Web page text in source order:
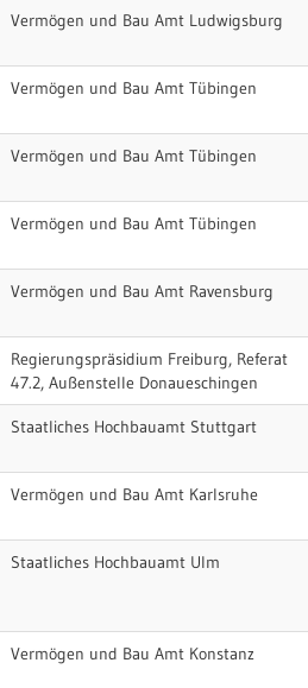
Vermögen und Bau Amt Ludwigsburg
Vermögen und Bau Amt Tübingen
Vermögen und Bau Amt Tübingen
Vermögen und Bau Amt Tübingen
Vermögen und Bau Amt Ravensburg
Regierungspräsidium Freiburg, Referat
47.2, Außenstelle Donaueschingen
Staatliches Hochbauamt Stuttgart
Vermögen und Bau Amt Karlsruhe
Staatliches Hochbauamt Ulm
Vermögen und Bau Amt Konstanz